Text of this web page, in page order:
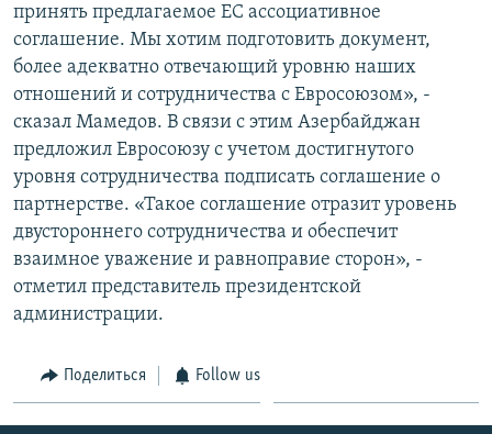
English
Русский
Все сайты Радио Азатутюн
принять предлагаемое ЕС ассоциативное
соглашение. Мы хотим подготовить документ,
более адекватно отвечающий уровню наших
отношений и сотрудничества с Евросоюзом», -
сказал Мамедов. В связи с этим Азербайджан
предложил Евросоюзу с учетом достигнутого
уровня сотрудничества подписать соглашение о
партнерстве. «Такое соглашение отразит уровень
двустороннего сотрудничества и обеспечит
взаимное уважение и равноправие сторон», -
отметил представитель президентской
администрации.
Поделиться Follow us